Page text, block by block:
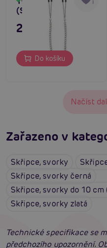
(Silver)
249 Kč
Do košíku
Načíst
Zařazeno v
Skřipce, svorky
Skřipce, svorky černá
Skřipce, svorky do 10
Skřipce, svorky zlatá
Technické specifikace se
předchozího upozornění.